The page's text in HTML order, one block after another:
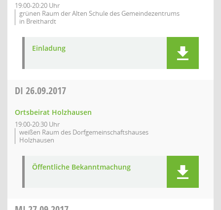
19:00-20:20 Uhr
grünen Raum der Alten Schule des Gemeindezentrums
in Breithardt
Einladung
DI 26.09.2017
Ortsbeirat Holzhausen
19:00-20:30 Uhr
weißen Raum des Dorfgemeinschaftshauses
Holzhausen
Öffentliche Bekanntmachung